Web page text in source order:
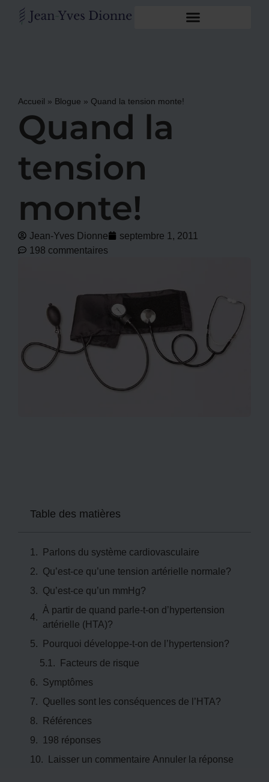
Accueil » Blogue » Quand la tension monte!
Quand la
tension
monte!
Jean-Yves Dionne
septembre 1, 2011
198 commentaires
Table des matières
Parlons du système cardiovasculaire
Qu’est-ce qu’une tension artérielle normale?
Qu’est-ce qu’un mmHg?
À partir de quand parle-t-on d’hypertension
artérielle (HTA)?
Pourquoi développe-t-on de l’hypertension?
Facteurs de risque
Symptômes
Quelles sont les conséquences de l’HTA?
Références
198 réponses
Laisser un commentaire Annuler la réponse